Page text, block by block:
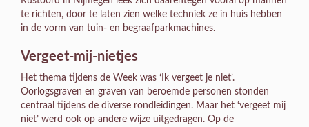
te richten, door te laten zien welke techniek ze in huis hebben
in de vorm van tuin- en begraafparkmachines.
Vergeet-mij-nietjes
Het thema tijdens de Week was ‘Ik vergeet je niet’.
Oorlogsgraven en graven van beroemde personen stonden
centraal tijdens de diverse rondleidingen. Maar het ‘vergeet mij
niet’ werd ook op andere wijze uitgedragen. Op de